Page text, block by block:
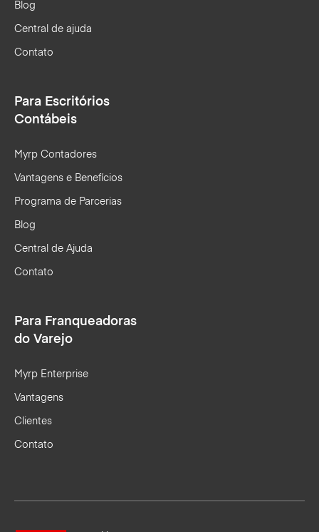
Blog
Central de ajuda
Contato
Para Escritórios
Contábeis
Myrp Contadores
Vantagens e Benefícios
Programa de Parcerias
Blog
Central de Ajuda
Contato
Para Franqueadoras
do Varejo
Myrp Enterprise
Vantagens
Clientes
Contato